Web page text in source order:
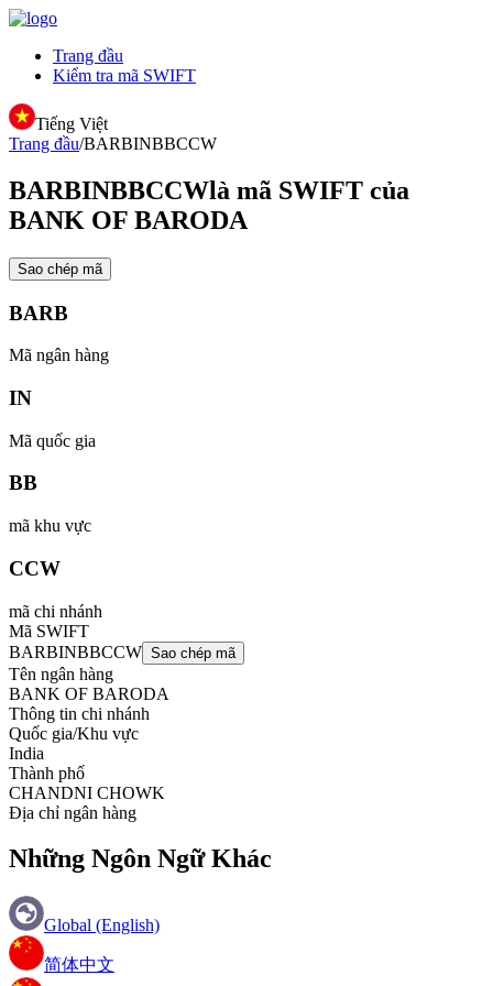
Trang đầu
Kiểm tra mã SWIFT
Tiếng Việt
Trang đầu/BARBINBBCCW
BARBINBBCCWlà mã SWIFT của
BANK OF BARODA
Sao chép mã
BARB
Mã ngân hàng
IN
Mã quốc gia
BB
mã khu vực
CCW
mã chi nhánh
Mã SWIFT
BARBINBBCCW Sao chép mã
Tên ngân hàng
BANK OF BARODA
Thông tin chi nhánh
Quốc gia/Khu vực
India
Thành phố
CHANDNI CHOWK
Địa chỉ ngân hàng
Những Ngôn Ngữ Khác
Global (English)
简体中文